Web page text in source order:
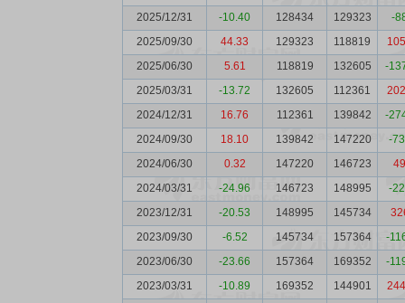
2025/12/31
-10.40 128434 129323
-
2025/09/30
44.33 129323 118819
2025/06/30
5.61 118819 132605
-
2025/03/31
-13.72 132605 112361
2024/12/31
16.76 112361 139842
-
2024/09/30
18.10 139842 147220
-
2024/06/30
0.32 147220 146723
2024/03/31
-24.96 146723 148995
-
2023/12/31
-20.53 148995 145734
2023/09/30
-6.52 145734 157364
-
2023/06/30
-23.66 157364 169352
-
2023/03/31
-10.89 169352 144901